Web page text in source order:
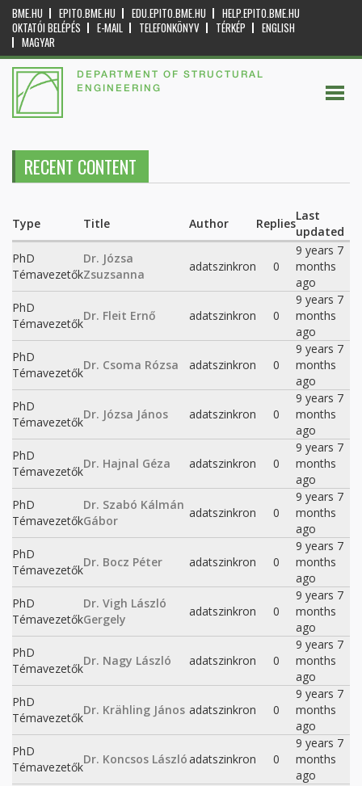
BME.HU EPITO.BME.HU EDU.EPITO.BME.HU
HELP.EPITO.BME.HU
OKTATÓI BELÉPÉS
E-MAIL TELEFONKÖNYV TÉRKÉP
ENGLISH
MAGYAR
DEPARTMENT OF STRUCTURAL
ENGINEERING
RECENT CONTENT
Type Title Author Replies
Last
updated
PhD
Témavezetők
Dr. Józsa
Zsuzsanna
adatszinkron 0
9 years 7
months
ago
PhD
Témavezetők
Dr. Fleit Ernő adatszinkron 0
9 years 7
months
ago
PhD
Témavezetők
Dr. Csoma Rózsa adatszinkron 0
9 years 7
months
ago
PhD
Témavezetők
Dr. Józsa János adatszinkron 0
9 years 7
months
ago
PhD
Témavezetők
Dr. Hajnal Géza adatszinkron 0
9 years 7
months
ago
PhD
Témavezetők
Dr. Szabó Kálmán
Gábor
adatszinkron 0
9 years 7
months
ago
PhD
Témavezetők
Dr. Bocz Péter adatszinkron 0
9 years 7
months
ago
PhD
Témavezetők
Dr. Vigh László
Gergely
adatszinkron 0
9 years 7
months
ago
PhD
Témavezetők
Dr. Nagy László adatszinkron 0
9 years 7
months
ago
PhD
Témavezetők
Dr. Krähling János adatszinkron 0
9 years 7
months
ago
PhD
Témavezetők
Dr. Koncsos Lászlóadatszinkron 0
9 years 7
months
ago